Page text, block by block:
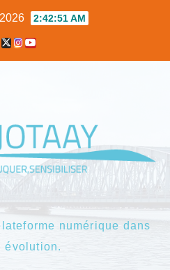
2:42:52 AM
numérique dans
évolution.